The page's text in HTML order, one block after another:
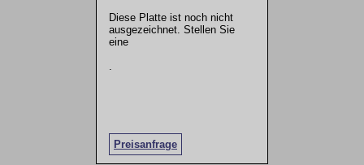
Diese Platte ist noch nicht
ausgezeichnet. Stellen Sie
eine
Preisanfrage